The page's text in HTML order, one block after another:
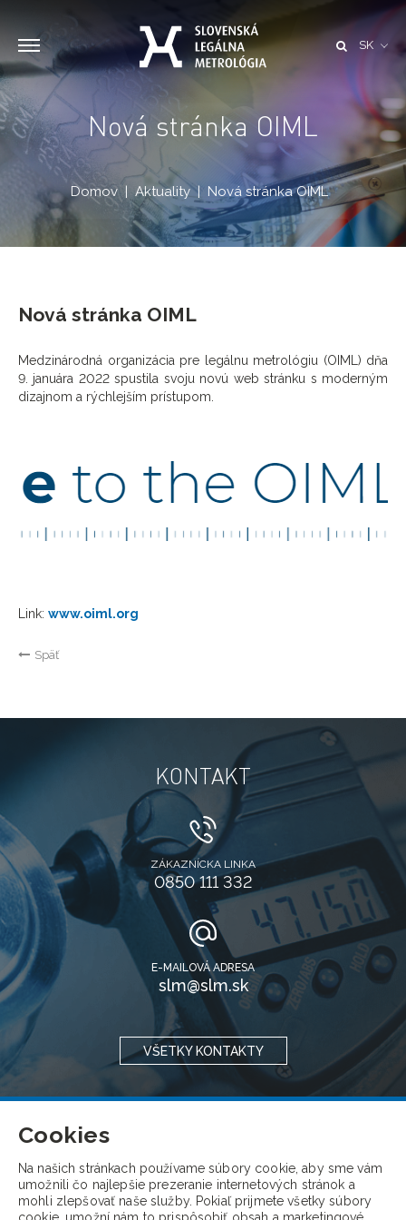
Cookies
Na našich stránkach používame súbory cookie, aby sme vám
umožnili čo najlepšie prezeranie internetových stránok a
mohli zlepšovať naše služby. Pokiaľ prijmete všetky súbory
SK
Nová stránka OIML
Domov Aktuality Nová stránka OIML
Nová stránka OIML
Medzinárodná organizácia pre legálnu metrológiu (OIML) dňa
9. januára 2022 spustila svoju novú web stránku s moderným
dizajnom a rýchlejším prístupom.
Link: www.oiml.org
Späť
KONTAKT
ZÁKAZNÍCKA LINKA
0850 111 332
E-MAILOVÁ ADRESA
slm@slm.sk
VŠETKY KONTAKTY